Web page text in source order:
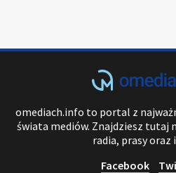
omediach.info to portal z
świata mediów. Znajdziesz tutaj
radia, prasy
Facebook